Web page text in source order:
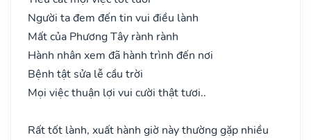
Người ta đem đến tin vui điều lành
Mất của Phương Tây rành rành
Hành nhân xem đã hành trình đến nơi
Bệnh tật sửa lễ cầu trời
Mọi việc thuận lợi vui cười thật tươi..
Rất tốt lành, xuất hành giờ này thường gặp nhiều